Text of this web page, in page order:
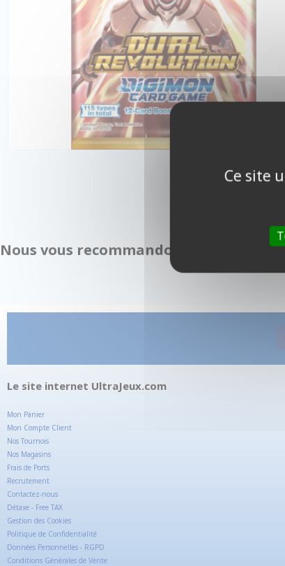
Nous vous recommandons également :
Le site internet UltraJeux.com
Mon Panier
Mon Compte Client
Nos Tournois
Nos Magasins
Frais de Ports
Recrutement
Contactez-nous
Détaxe - Free TAX
Gestion des Cookies
Politique de Confidentialité
Données Personnelles - RGPD
Conditions Générales de Vente
Ce site